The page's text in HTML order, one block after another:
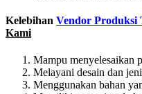
Kelebihan Vendor Produksi
Kami
Mampu menyelesaikan
Melayani desain dan
Menggunakan bahan